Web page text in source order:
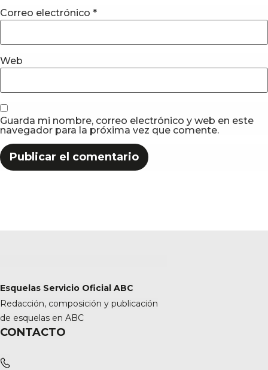
Correo electrónico *
Web
Guarda mi nombre, correo electrónico y web en este
navegador para la próxima vez que comente.
Esquelas Servicio Oficial ABC
Redacción, composición y publicación
de esquelas en ABC
CONTACTO